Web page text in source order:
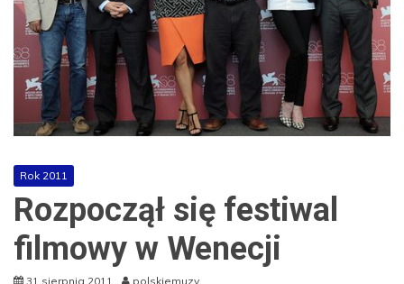
Rok 2011
Rozpoczął się festiwal
filmowy w Wenecji
31 sierpnia 2011 polskiemuzy